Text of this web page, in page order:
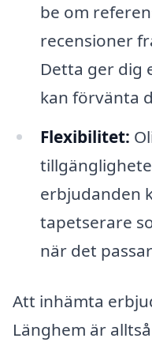
be om
recensioner
Detta ger dig
kan förvänta
Flexibilitet:
erbjudanden
tapetserare
när det
Att inhämta
Länghem är